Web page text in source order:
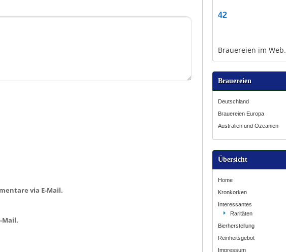
via E-Mail.
Mail.
42
Brauereien im Web.
Brauereien
Deutschland
Brauereien Europa
Australien und Ozeanien
Übersicht
Home
Kronkorken
Interessantes
Raritäten
Bierherstellung
Reinheitsgebot
Impressum